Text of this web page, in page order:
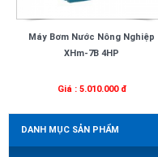
Máy Bơm Nước Nông Nghiệp
XHm-7B 4HP
Giá : 5.010.000 đ
DANH MỤC SẢN PHẨM